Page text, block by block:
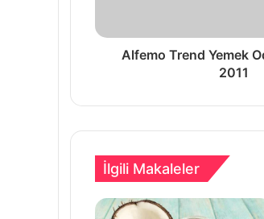
Alfemo Trend Yemek
2011
İlgili Makaleler